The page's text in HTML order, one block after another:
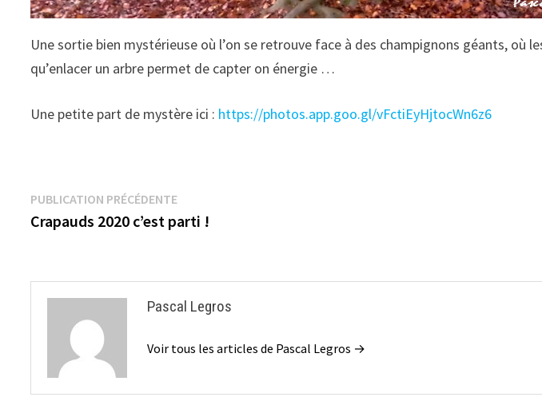
Une sortie bien mystérieuse où l’on se retrouve face à des champignons géants,
qu’enlacer un arbre permet de capter on énergie …
Une petite part de mystère ici : https://photos.app.goo.gl/vFctiEyHjtocWn6z6
Navigation
de
PUBLICATION PRÉCÉDENTEPublication
précédente :
Crapauds 2020 c’est parti !
Pascal Legros
Voir tous les articles de Pascal Legros →